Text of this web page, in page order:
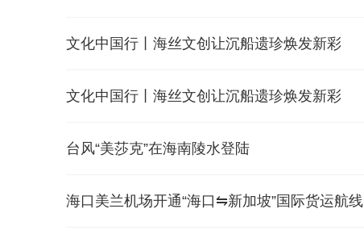
文化中国行丨海丝文创让沉船遗珍焕发新彩
文化中国行丨海丝文创让沉船遗珍焕发新彩
台风“美莎克”在海南陵水登陆
海口美兰机场开通“海口⇋新加坡”国际货运航线